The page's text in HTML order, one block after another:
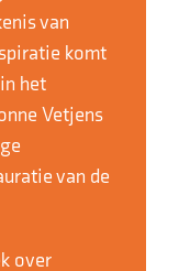
van
komt
het
Vetjens
van de
over